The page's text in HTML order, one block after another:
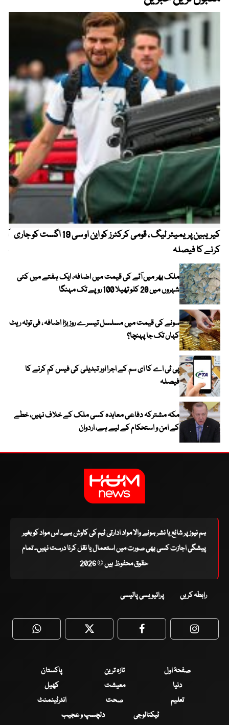
کیریبین پریمیئر لیگ ، قومی کرکٹرز کو این او سی 19 اگست کو جاری
کرنے کا فیصلہ
ملک بھر میں آٹے کی قیمت میں اضافہ، ایک ہفتے میں کئی
شہروں میں 20 کلو تھیلا 100 روپے تک مہنگا
سونے کی قیمت میں مسلسل تیسرے روز بڑا اضافہ ، فی تولہ ریٹ
کہاں تک جا پہنچا؟
پی ٹی اے کا ای سم کے اجرا اور تبدیلی کی فیس کم کرنے کا
فیصلہ
مکہ مشترکہ دفاعی معاہدہ کسی ملک کے خلاف نہیں، خطے
کے امن و استحکام کے لیے ہے، اردوان
ہم نیوز پر شائع یا نشر ہونے والا مواد ادارتی ٹیم کی کاوش ہے۔ اس مواد کو بغیر
پیشگی اجازت کسی بھی صورت میں استعمال یا نقل کرنا درست نہیں۔ تمام
حقوق محفوظ ہیں © 2026
رابطہ کریں پرائیویسی پالیسی
WhatsApp Twitter Facebook
صفحۂ اول تازہ ترین
پاکستان
دنیا
معیشت
کھیل
تعلیم
صحت
انٹرٹینمنٹ
ٹیکنالوجی
دلچسپ و عجیب